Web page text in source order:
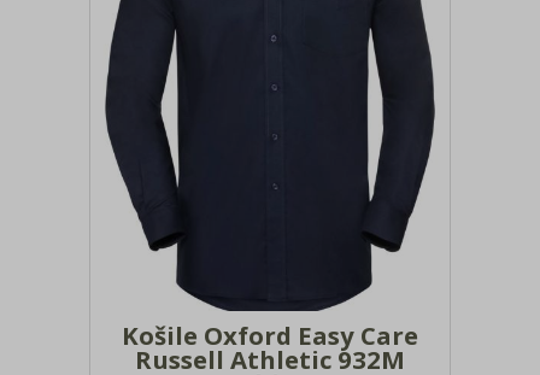
Košile Oxford Easy Care
Russell Athletic 932M